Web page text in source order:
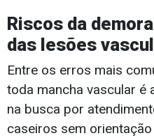
Riscos da
das lesões
Entre os erros mais
toda mancha vascular é
na busca por
caseiros sem